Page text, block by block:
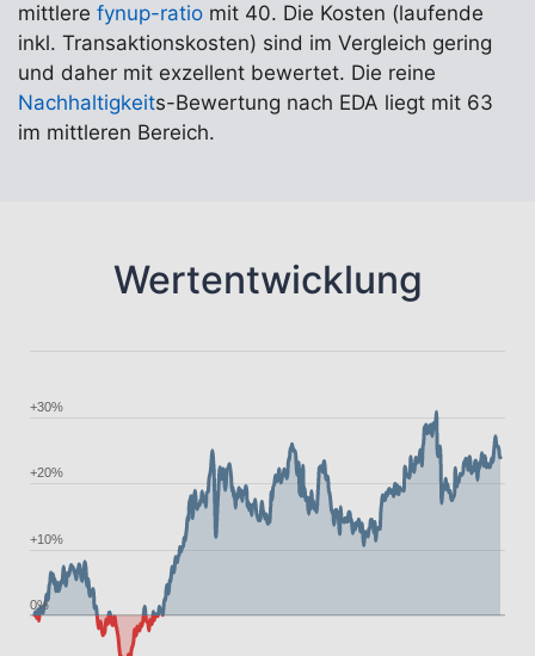
mittlere fynup-ratio mit 40. Die Kosten (laufende
inkl. Transaktionskosten) sind im Vergleich gering
und daher mit exzellent bewertet. Die reine
Nachhaltigkeits-Bewertung nach EDA liegt mit 63
im mittleren Bereich.
Wertentwicklung
0%
+10%
+20%
+30%